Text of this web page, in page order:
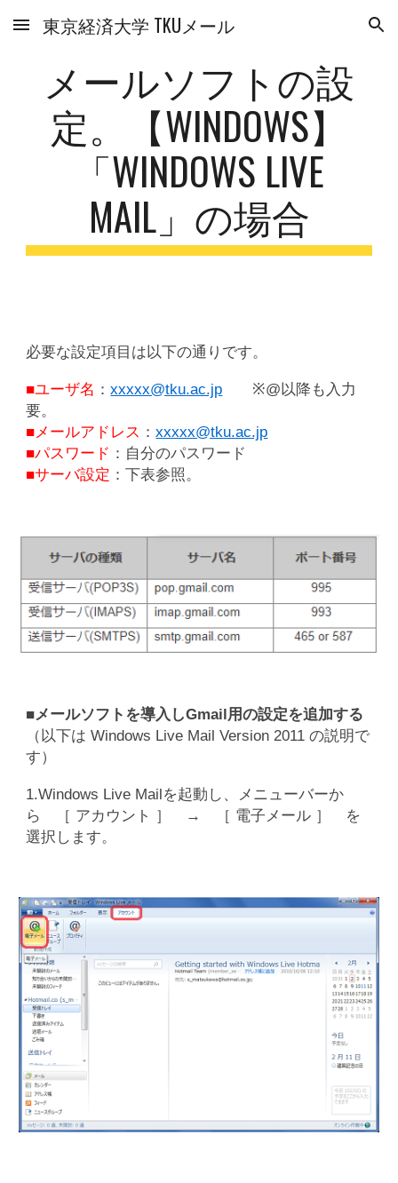
Skip to main content Skip to navigation
東京経済大学 TKUメール
メールソフトの設
定。【WINDOWS】
「WINDOWS LIVE
MAIL」の場合
必要な設定項目は以下の通りです。
■ユーザ名 ：xxxxx@tku.ac.jp ※@以降も入力
要。
■メールアドレス ：xxxxx@tku.ac.jp
■パスワード ：自分のパスワード
■サーバ設定 ：下表参照。
■メールソフトを導入しGmail用の設定を追加する
（以下は Windows Live Mail Version 2011 の説明で
す）
1.Windows Live Mailを起動し、メニューバーか
ら ［ アカウント ］ → ［ 電子メール ］ を
選択します。